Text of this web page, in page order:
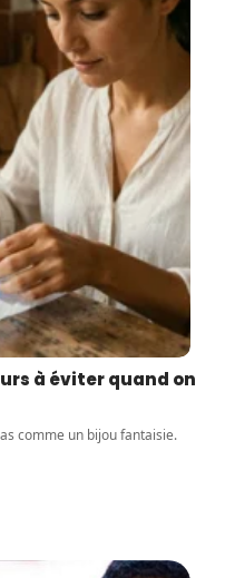
à éviter quand on
comme un bijou fantaisie.